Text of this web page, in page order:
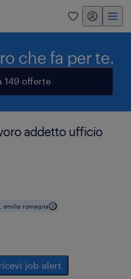
0 my randstad
che fa per te.
149 offerte
addetto ufficio
emilia romagna
job alert